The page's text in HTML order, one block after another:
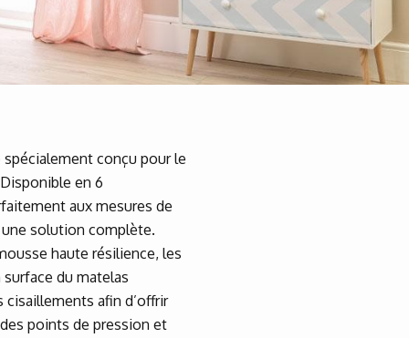
conçu pour le
en 6
aux mesures de
solution complète.
haute résilience, les
du matelas
afin d’offrir
points de pression et